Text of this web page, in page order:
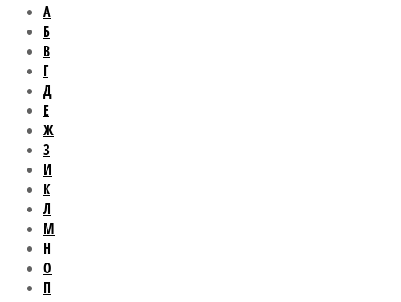
А
Б
В
Г
Д
Е
Ж
З
И
К
Л
М
Н
О
П